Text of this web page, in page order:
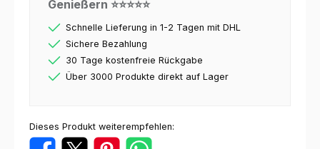
Genießern ⭐⭐⭐⭐⭐
Schnelle Lieferung in 1-2 Tagen mit DHL
Sichere Bezahlung
30 Tage kostenfreie Rückgabe
Über 3000 Produkte direkt auf Lager
Dieses Produkt weiterempfehlen: